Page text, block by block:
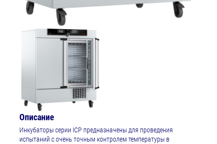
Описание
Инкубаторы серии ICP предназначены для проведения
испытаний с очень точным контролем температуры в